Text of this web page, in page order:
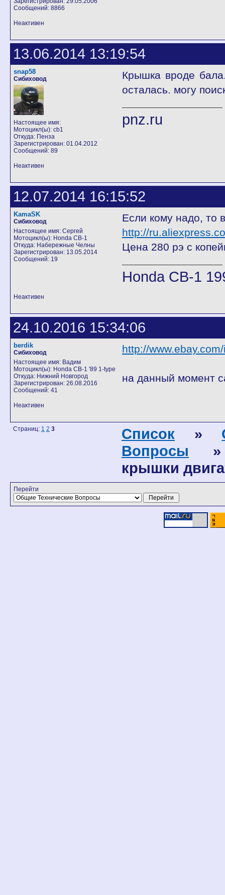
Сообщений: 8866
Неактивен
13.06.2014 13:19:54
snap58
Сибиховод
Настоящее имя:
Мотоцикл(ы): cb1
Откуда: Пенза
Зарегистрирован: 01.04.2012
Сообщений: 89
Крышка вроде
осталась. могу
pnz.ru
Неактивен
12.07.2014 16:15:52
KamaSK
Сибиховод
Настоящее имя: Сергей
Мотоцикл(ы): Honda CB-1
Откуда: Набережные Челны
Зарегистрирован: 13.05.2014
Сообщений: 19
Если кому надо, то
http://
Цена 280 рэ с
Honda CB-1
Неактивен
24.10.2016 15:34:06
berdik
Сибиховод
Настоящее имя: Вадим
Мотоцикл(ы): Honda CB-1 '89 1-type
Откуда: Нижний Новгород
Зарегистрирован: 26.08.2016
Сообщений: 41
http://
на данный момент
Неактивен
Страниц: 1 2 3 Список »
Вопросы »
крышки
Перейти